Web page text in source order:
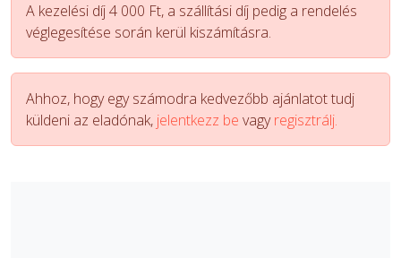
A kezelési díj 4 000 Ft, a szállítási díj pedig a rendelés
véglegesítése során kerül kiszámításra.
Ahhoz, hogy egy számodra kedvezőbb ajánlatot tudj
küldeni az eladónak, jelentkezz be vagyregisztrálj.